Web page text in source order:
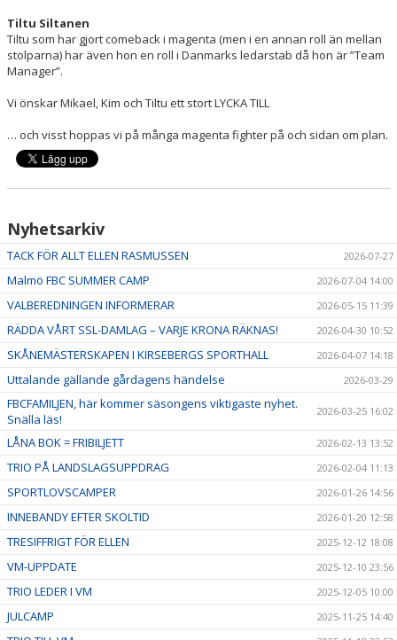
Tiltu Siltanen
Tiltu som har gjort comeback i magenta (men i en annan roll än mellan
stolparna) har även hon en roll i Danmarks ledarstab då hon är ”Team
Manager”.
Vi önskar Mikael, Kim och Tiltu ett stort LYCKA TILL
… och visst hoppas vi på många magenta fighter på och sidan om plan.
Nyhetsarkiv
TACK FÖR ALLT ELLEN RASMUSSEN 2026-07-27
Malmö FBC SUMMER CAMP 2026-07-04 14:00
VALBEREDNINGEN INFORMERAR 2026-05-15 11:39
RÄDDA VÅRT SSL-DAMLAG – VARJE KRONA RÄKNAS! 2026-04-30 10:52
SKÅNEMÄSTERSKAPEN I KIRSEBERGS SPORTHALL 2026-04-07 14:18
Uttalande gällande gårdagens händelse 2026-03-29
FBCFAMILJEN, här kommer säsongens viktigaste nyhet.
Snälla läs!
2026-03-25 16:02
LÅNA BOK = FRIBILJETT 2026-02-13 13:52
TRIO PÅ LANDSLAGSUPPDRAG 2026-02-04 11:13
SPORTLOVSCAMPER 2026-01-26 14:56
INNEBANDY EFTER SKOLTID 2026-01-20 12:58
TRESIFFRIGT FÖR ELLEN 2025-12-12 18:08
VM-UPPDATE 2025-12-10 23:56
TRIO LEDER I VM 2025-12-05 10:00
JULCAMP 2025-11-25 14:40